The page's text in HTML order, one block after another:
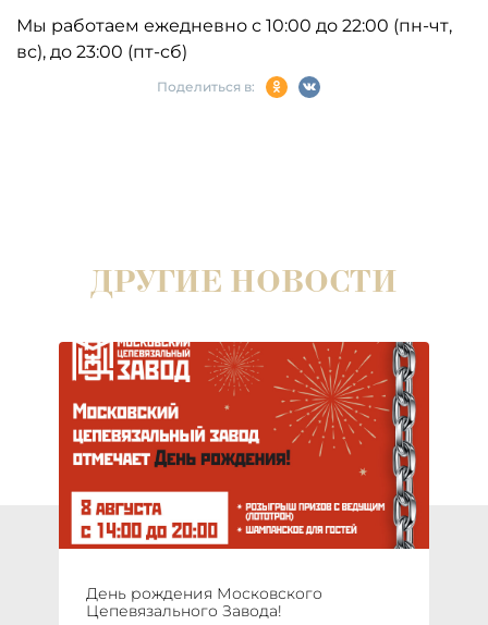
Мы работаем ежедневно с 10:00 до 22:00 (пн-чт,
вс), до 23:00 (пт-сб)
Поделиться в:
ДРУГИЕ НОВОСТИ
День рождения Московского
Цепевязального Завода!